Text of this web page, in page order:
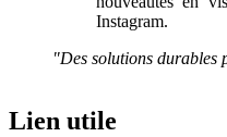
Instagram.
"Des solutions durables
Lien utile